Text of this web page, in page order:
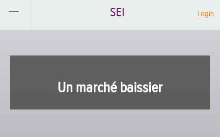
SEI Login
Un marché baissier